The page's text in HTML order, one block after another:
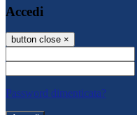
Accedi
button close ×
Password dimenticata?